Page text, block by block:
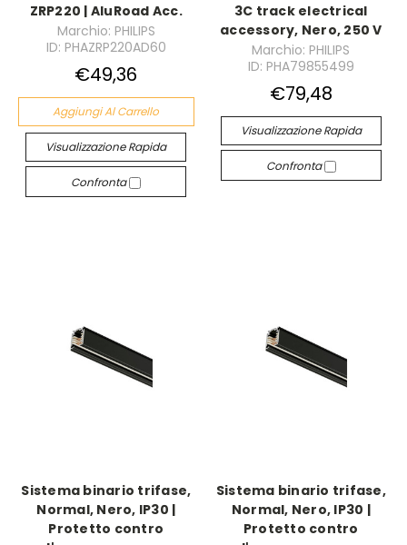
ZRP220 | AluRoad Acc.
Marchio: PHILIPS
ID: PHAZRP220AD60
€49,36
Aggiungi Al Carrello
Visualizzazione Rapida
Confronta
3C track electrical
accessory, Nero, 250 V
Marchio: PHILIPS
ID: PHA79855499
€79,48
Visualizzazione Rapida
Confronta
Sistema binario trifase,
Normal, Nero, IP30 |
Protetto contro
Sistema binario trifase,
Normal, Nero, IP30 |
Protetto contro